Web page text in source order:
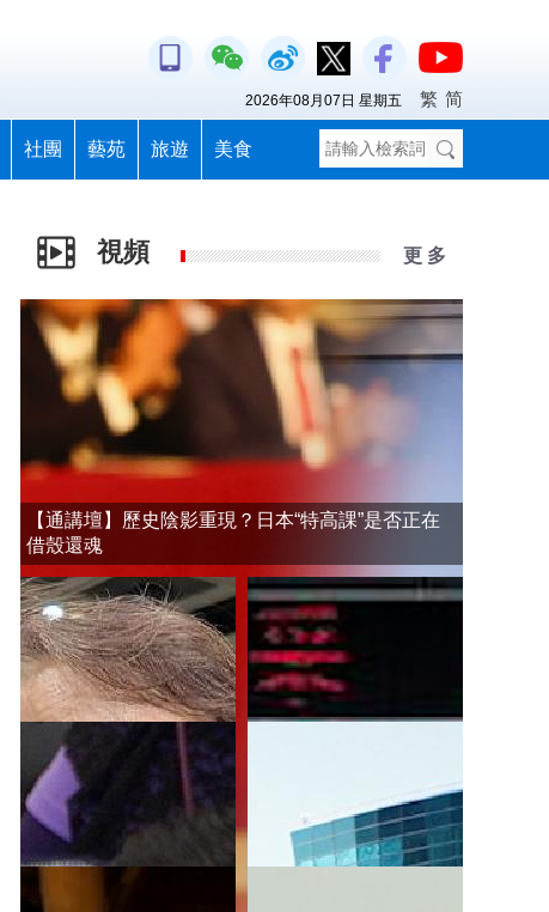
社團 藝苑 旅遊 美食
2026年08月07日 星期五 繁 简
視頻 更 多
【通講壇】歷史陰影重現？日本“特高課”是否正在
借殼還魂